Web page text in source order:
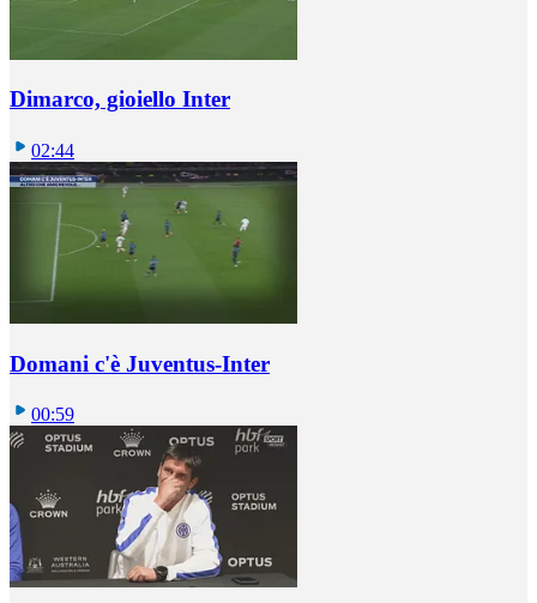
Dimarco, gioiello Inter
02:44
Domani c'è Juventus-Inter
00:59